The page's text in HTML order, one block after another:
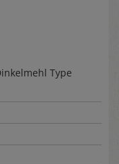
Type